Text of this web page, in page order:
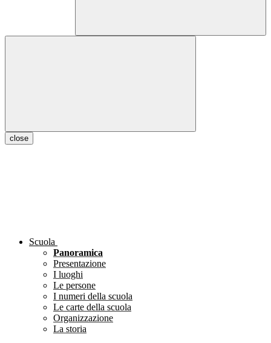
close
Scuola
Panoramica
Presentazione
I luoghi
Le persone
I numeri della scuola
Le carte della scuola
Organizzazione
La storia